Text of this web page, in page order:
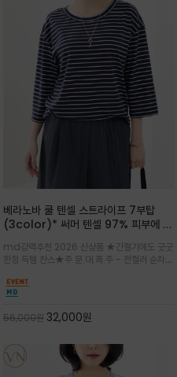
베라노바 쿨 텐셀 스트라이프 7부탑
(3color)* 써머 텐셀 97% 피부에 닿
소재
md강력추천 2026 신상품 ★간절기에도 굿굿
한정 득템 찬스★주.문.대.폭.주 - 전컬러 순차발
있는 드롭숄더와 7부 소매가 더해져 팔 라인을
자연스럽게 커버해주는 아이템/얇고 가벼운 터
치감으로 편안
56,000원32,000원